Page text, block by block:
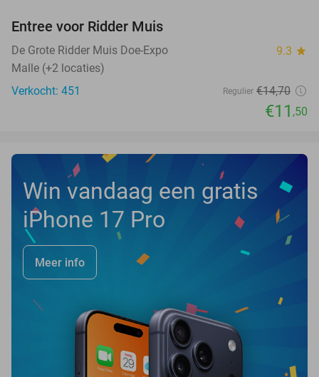
Entree voor Ridder Muis
De Grote Ridder Muis Doe-Expo 9.3 star
Malle (+2 locaties)
Verkocht: 451
Regulier €14,70
€11 ,50
Win vandaag een gratis
iPhone 17 Pro
Meer info